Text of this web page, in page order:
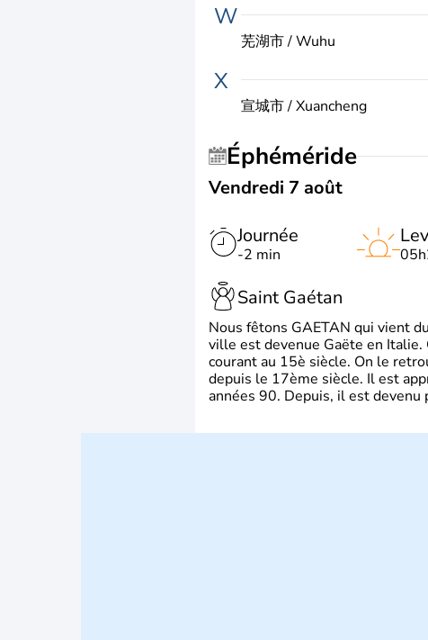
W
芜湖市 / Wuhu
X
宣城市 / Xuancheng
Éphéméride
Vendredi 7 août
Journée
-2 min
Saint Gaétan
Nous fêtons GAETAN qui vient
ville est devenue Gaëte en
courant au 15è siècle. On le
depuis le 17ème siècle. Il est
années 90. Depuis, il est